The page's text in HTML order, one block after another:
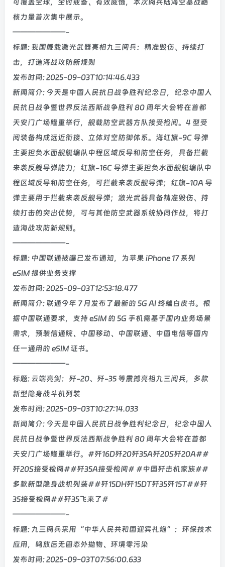
可覆盖全球，全时戒备、有效威慑，本次阅兵陆海空基战略
核力量首次集中展示。
———————-
标题: 我国舰载激光武器亮相九三阅兵：精准毁伤、持续打
击，打造海战攻防新规则
发布时间: 2025-09-03T10:14:46.433
新闻简介: 今天是中国人民抗日战争胜利纪念日，纪念中国人
民抗日战争暨世界反法西斯战争胜利 80 周年大会将在首都
天安门广场隆重举行，舰载防空武器方队接受检阅。4 型受
阅装备构成远近衔接、立体对空防御体系。海红旗-9C 导弹
主要担负水面舰艇编队中程区域反导和防空任务，具备拦截
来袭反舰导弹能力；红旗-16C 导弹主要担负水面舰艇编队中
程区域反导和防空任务，可拦截来袭反舰导弹；红旗-10A 导
弹主要用于拦截来袭反舰导弹；激光武器具备精准毁伤、持
续打击的突出优势，可与其他防空武器系统协同作战，将打
造海战攻防新规则。
———————-
标题: 中国联通被曝已发布通知，为苹果 iPhone 17 系列
eSIM 提供业务支撑
发布时间: 2025-09-03T12:53:18.477
新闻简介: 联通今年 7 月发布了最新的 5G AI 终端白皮书。根
据中国联通要求，支持 eSIM 的 5G 手机需基于国内业务场景
需求，预装信通院、中国移动、中国联通、中国电信等国内
任一通用的 eSIM 证书。
———————-
标题: 云端亮剑：歼-20、歼-35 等震撼亮相九三阅兵，多款
新型隐身战斗机列装
发布时间: 2025-09-03T10:27:14.033
新闻简介: 今天是中国人民抗日战争胜利纪念日，纪念中国人
民抗日战争暨世界反法西斯战争胜利 80 周年大会将在首都
天安门广场隆重举行。#歼16D歼20歼35A歼20S歼20A##
歼20S接受检阅##歼35A接受检阅# #中国歼击机家族##
多款新型隐身战机列装##歼15DH歼15DT歼35歼15T##歼
35接受检阅##歼35飞来了#
———————-
标题: 九三阅兵采用“中华人民共和国迎宾礼炮”：环保技术
应用，鸣放后无固态外抛物、环境零污染
发布时间: 2025-09-03T07:56:00.633